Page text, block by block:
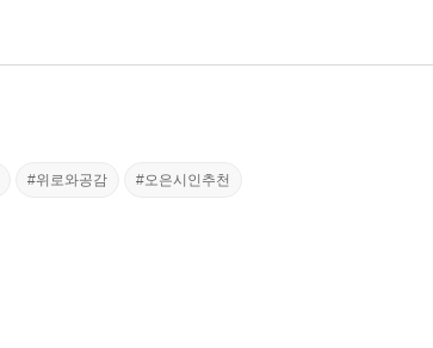
#위로와공감 #오은시인추천